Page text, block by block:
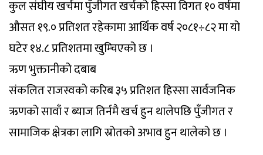
कुल संघीय खर्चमा पुँजीगत खर्चको हिस्सा विगत १० वर्षमा
औसत १९.० प्रतिशत रहेकामा आर्थिक वर्ष २०८१÷८२ मा यो
घटेर १४.८ प्रतिशतमा खुम्चिएको छ ।
ऋण भुक्तानीको दबाब
संकलित राजस्वको करिब ३५ प्रतिशत हिस्सा सार्वजनिक
ऋणको सावाँ र ब्याज तिर्नमै खर्च हुन थालेपछि पुँजीगत र
सामाजिक क्षेत्रका लागि स्रोतको अभाव हुन थालेको छ ।